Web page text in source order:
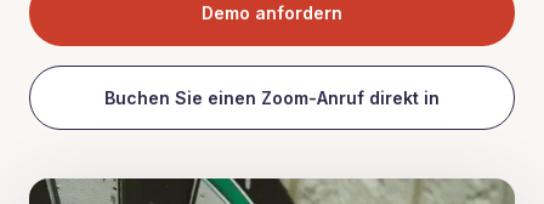
Demo anfordern
Buchen Sie einen Zoom-Anruf direkt in